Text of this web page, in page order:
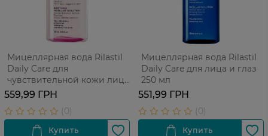
Мицеллярная вода Rilastil
Daily Care для
чувствительной кожи лица
и глаз 250 мл
559,99 ГРН
Мицеллярная вода Rilastil
Daily Care для лица и глаз
250 мл
551,99 ГРН